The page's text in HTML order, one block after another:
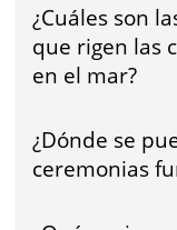
¿Cuáles son
que rigen las
en el mar?
¿Dónde se
ceremonias